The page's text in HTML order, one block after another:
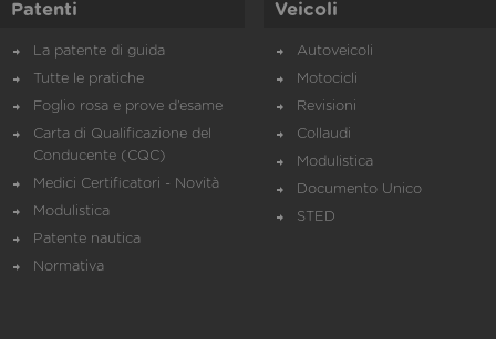
Patenti
La patente di guida
Tutte le pratiche
Foglio rosa e prove d’esame
Carta di Qualificazione del
Conducente (CQC)
Medici Certificatori - Novità
Modulistica
Patente nautica
Normativa
Veicoli
Autoveicoli
Motocicli
Revisioni
Collaudi
Modulistica
Documento Unico
STED